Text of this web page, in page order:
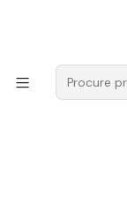
Produtores
Seara D'Ordens
Branco 1,5L